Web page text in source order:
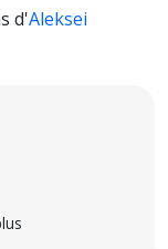
d'Aleksei